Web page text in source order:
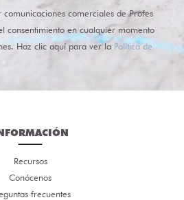
comerciales de Profes
consentimiento en cualquier momento
Haz clic aquí para ver la Política de
Recursos
Conócenos
frecuentes